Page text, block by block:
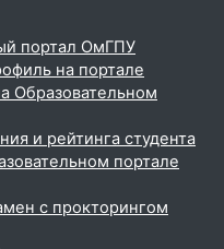
портал ОмГПУ
на портале
Образовательном
и рейтинга студента
портале
с прокторингом